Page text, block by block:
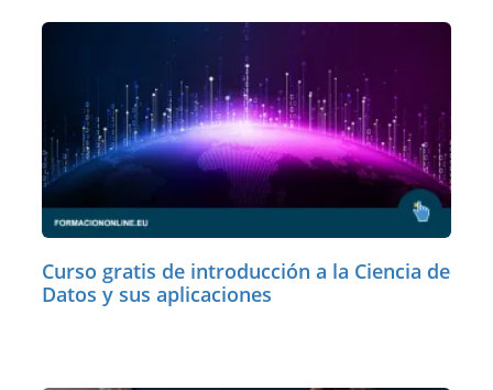
Curso gratis de introducción a la Ciencia de
Datos y sus aplicaciones